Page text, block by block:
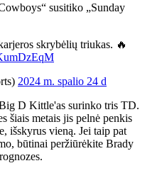
susitiko „Sunday
skrybėlių triukas. 🔥
2024 m. spalio 24 d
D Kittle'as surinko tris TD.
​​šiais metais jis pelnė penkis
išskyrus vieną. Jei taip pat
būtinai peržiūrėkite Brady